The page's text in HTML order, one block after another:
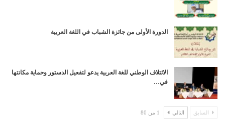
الدورة الأولى من جائزة الشباب في اللغة العربية
الائتلاف الوطني للغة العربية يدعو لتفعيل الدستور وحماية مكانتها
في…
السابق التالي 1 من 80